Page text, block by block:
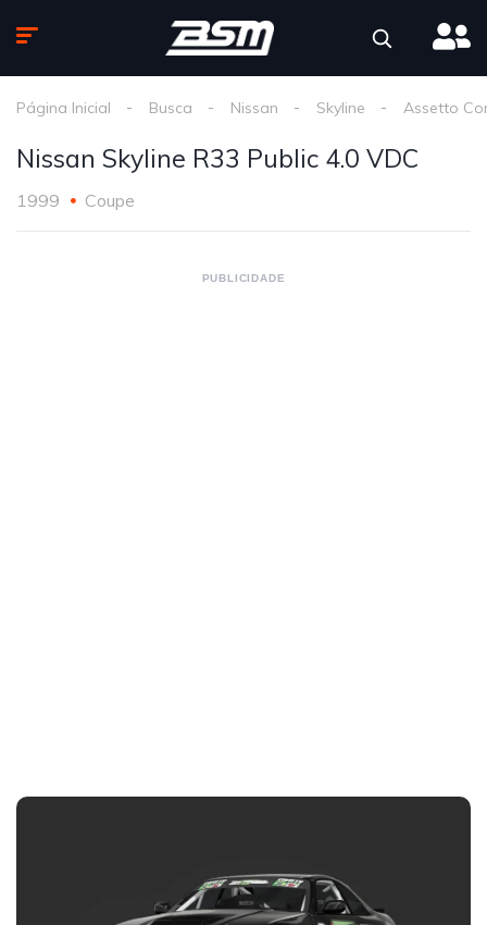
Página Inicial Busca Nissan Skyline Assetto
Nissan Skyline R33 Public 4.0 VDC
1999 Coupe
PUBLICIDADE